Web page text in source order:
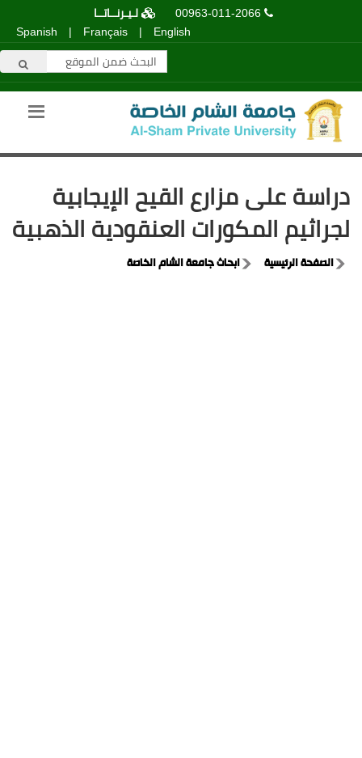
00963-011-2066
لـيـرنــاتــا
English
|
Français
|
Spanish
دراسة على مزارع القيح الإيجابية
لجراثيم المكورات العنقودية الذهبية
الصفحة الرئيسية ابحاث جامعة الشام الخاصة